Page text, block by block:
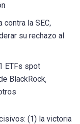
contra la SEC,
su rechazo al
ETFs spot
BlackRock,
(1) la victoria